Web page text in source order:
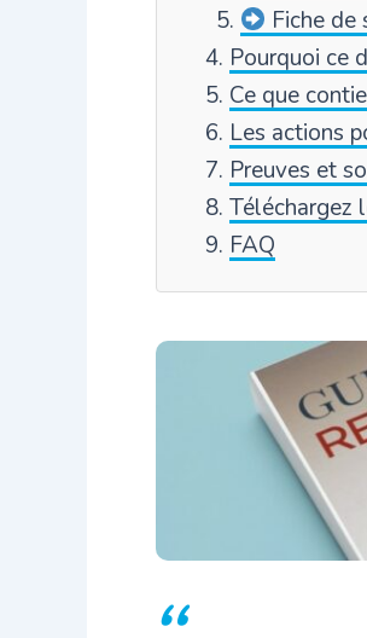
Fiche de
Pourquoi ce
Ce que
Les actions
Preuves et
Téléchargez
FAQ